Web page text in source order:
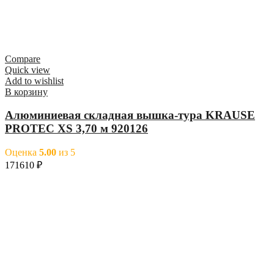
Compare
Quick view
Add to wishlist
В корзину
Алюминиевая складная вышка-тура KRAUSE
PROTEC XS 3,70 м 920126
Оценка 5.00 из 5
171610 ₽